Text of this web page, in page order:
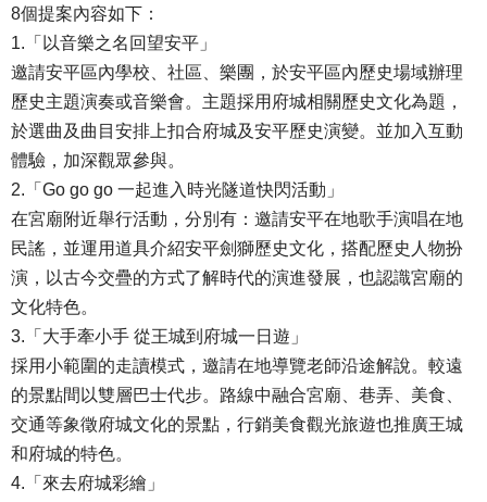
8個提案內容如下：
1.「以音樂之名回望安平」
邀請安平區內學校、社區、樂團，於安平區內歷史場域辦理
歷史主題演奏或音樂會。主題採用府城相關歷史文化為題，
於選曲及曲目安排上扣合府城及安平歷史演變。並加入互動
體驗，加深觀眾參與。
2.「Go go go 一起進入時光隧道快閃活動」
在宮廟附近舉行活動，分別有：邀請安平在地歌手演唱在地
民謠，並運用道具介紹安平劍獅歷史文化，搭配歷史人物扮
演，以古今交疊的方式了解時代的演進發展，也認識宮廟的
文化特色。
3.「大手牽小手 從王城到府城一日遊」
採用小範圍的走讀模式，邀請在地導覽老師沿途解說。較遠
的景點間以雙層巴士代步。路線中融合宮廟、巷弄、美食、
交通等象徵府城文化的景點，行銷美食觀光旅遊也推廣王城
和府城的特色。
4.「來去府城彩繪」